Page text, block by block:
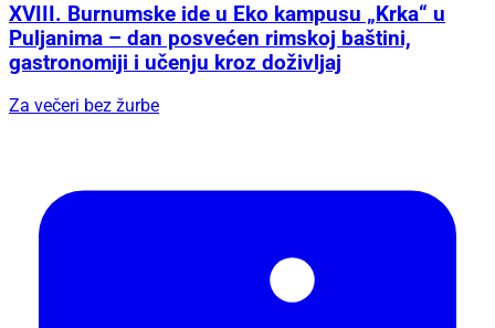
XVIII. Burnumske ide u Eko kampusu „Krka“ u
Puljanima – dan posvećen rimskoj baštini,
gastronomiji i učenju kroz doživljaj
Za večeri bez žurbe